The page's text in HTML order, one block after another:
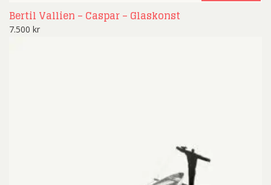
Bertil Vallien – Caspar – Glaskonst
7.500 kr